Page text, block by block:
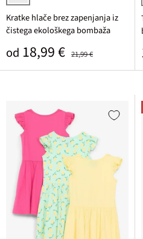
moder denim
Kratke hlače brez zapenjanja iz
čistega ekološkega bombaža
Prodajna cena
od 18,99 € 21,99 €